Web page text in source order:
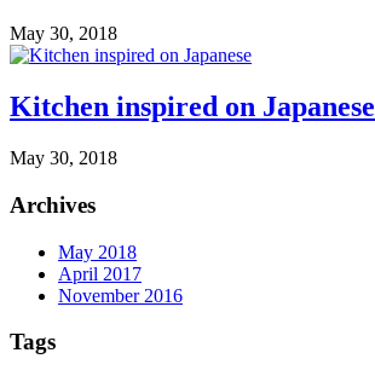
May 30, 2018
Kitchen inspired on Japanese
May 30, 2018
Archives
May 2018
April 2017
November 2016
Tags